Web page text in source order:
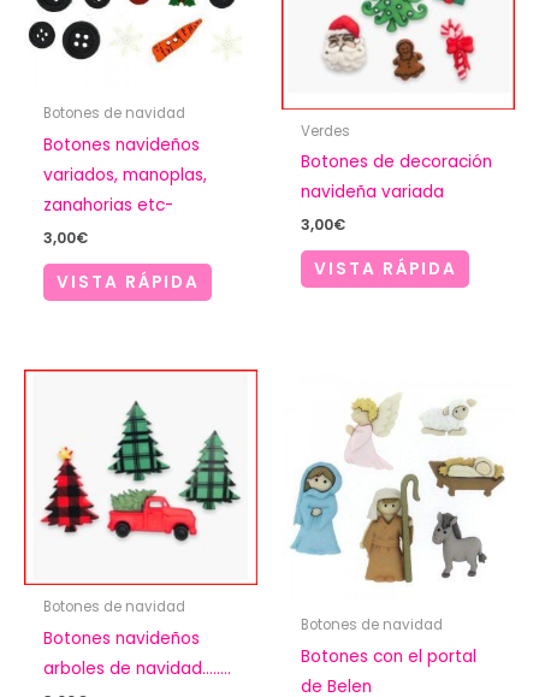
Botones de navidad
Botones navideños
variados, manoplas,
zanahorias etc-
3,00€
VISTA RÁPIDA
Verdes
Botones de decoración
navideña variada
3,00€
VISTA RÁPIDA
Botones de navidad
Botones navideños
arboles de navidad……..
Botones de navidad
Botones con el portal
de Belen